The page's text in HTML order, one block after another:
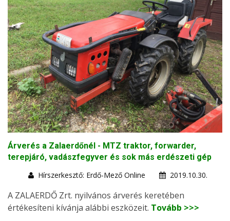
Árverés a Zalaerdőnél - MTZ traktor, forwarder,
terepjáró, vadászfegyver és sok más erdészeti gép
Hírszerkesztő: Erdő-Mező Online
2019.10.30.
A ZALAERDŐ Zrt. nyilvános árverés keretében
értékesíteni kívánja alábbi eszközeit. Tovább >>>